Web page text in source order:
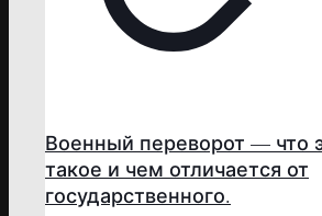
Военный переворот — что
такое и чем отличается от
государственного.